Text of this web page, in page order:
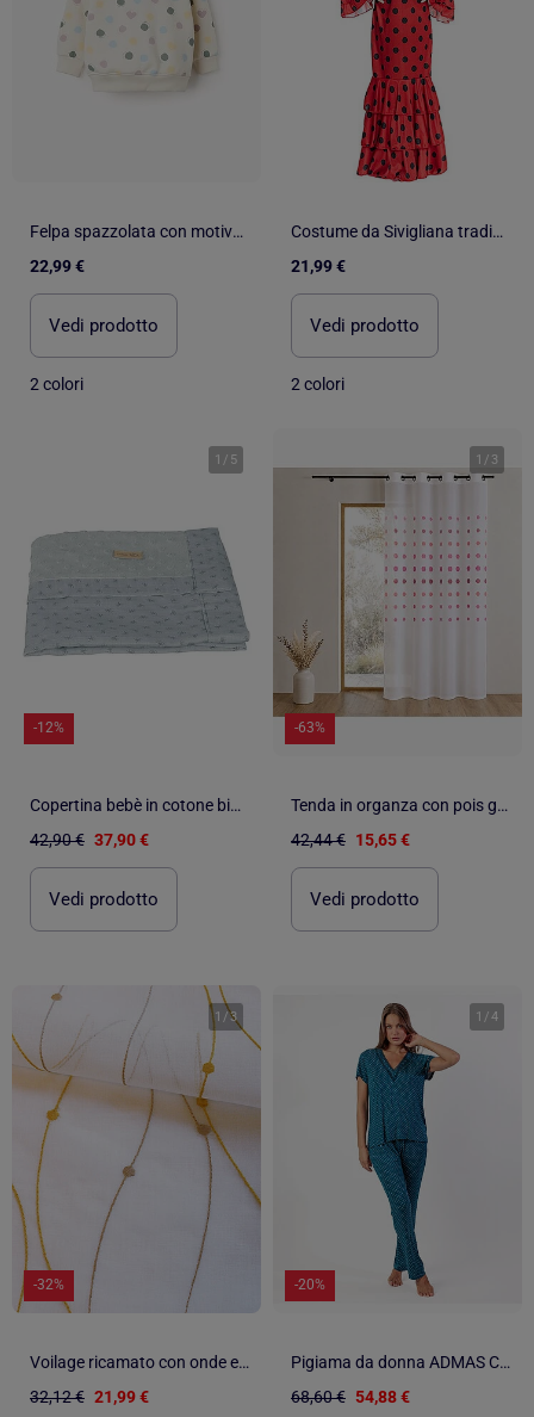
Felpa spazzolata con motivo a cuori e pois
22,99 €
Vedi prodotto
2 colori
Costume da Sivigliana tradizionale a pois
21,99 €
Vedi prodotto
2 colori
1 / 5
-12%
Copertina bebè in cotone bio con motivo a pois in rilievo – "Roba Lil Planet
42,90 € 37,90 €
Vedi prodotto
1 / 3
-63%
Tenda in organza con pois geometrici
42,44 € 15,65 €
Vedi prodotto
1 /3
-32%
Voilage ricamato con onde e pois
32,12 € 21,99 €
1 /4
-20%
Pigiama da donna ADMAS CLASSIC a maniche corte con pizzo a pois
68,60 € 54,88 €